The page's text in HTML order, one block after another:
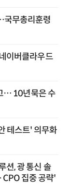
국무총리훈령
이버클라우드
… 10년묵은 수
테스트' 의무화
션, 광 통신 솔
집중 공략'